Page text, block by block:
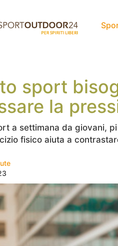
sport
la
a settimana da giovani,
fisico aiuta a